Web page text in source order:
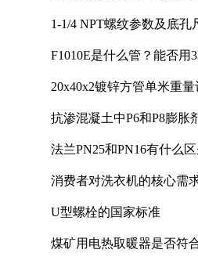
1-1/4 NPT螺纹参数及底孔
F1010E是什么管？能否用
20x40x2镀锌方管单米重
抗渗混凝土中P6和P8膨胀
法兰PN25和PN16有什么区
消费者对洗衣机的核心需
U型螺栓的国家标准
煤矿用电热取暖器是否符